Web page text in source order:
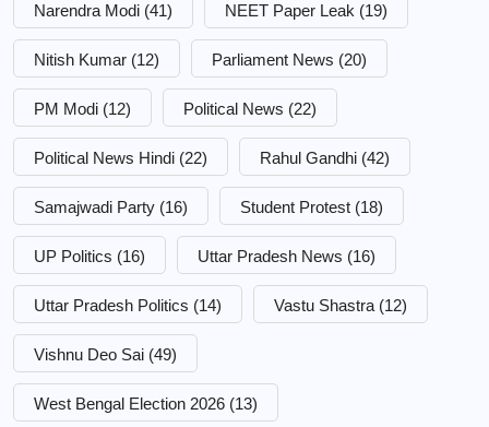
Narendra Modi (41) NEET Paper Leak (19)
Nitish Kumar (12) Parliament News (20)
PM Modi (12) Political News (22)
Political News Hindi (22) Rahul Gandhi (42)
Samajwadi Party (16) Student Protest (18)
UP Politics (16) Uttar Pradesh News (16)
Uttar Pradesh Politics (14) Vastu Shastra (12)
Vishnu Deo Sai (49)
West Bengal Election 2026 (13)